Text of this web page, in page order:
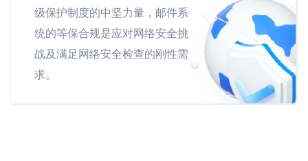
级保护制度的中坚力量，邮件系
统的等保合规是应对网络安全挑
战及满足网络安全检查的刚性需
求。